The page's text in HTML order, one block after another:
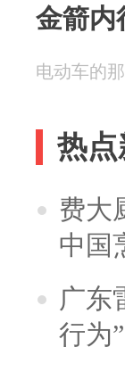
金箭内
电动车的
热点
费大
中国
广东
行为